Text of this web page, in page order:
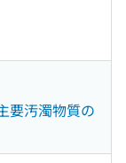
要汚濁物質の